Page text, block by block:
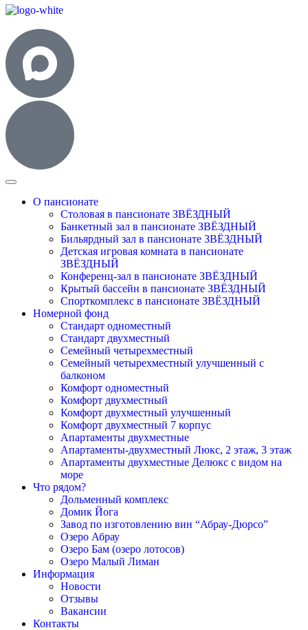
О пансионате
Столовая в пансионате ЗВЁЗДНЫЙ
Банкетный зал в пансионате ЗВЁЗДНЫЙ
Бильярдный зал в пансионате ЗВЁЗДНЫЙ
Детская игровая комната в пансионате
ЗВЁЗДНЫЙ
Конференц-зал в пансионате ЗВЁЗДНЫЙ
Крытый бассейн в пансионате ЗВЁЗДНЫЙ
Спорткомплекс в пансионате ЗВЁЗДНЫЙ
Номерной фонд
Cтандарт одноместный
Cтандарт двухместный
Семейный четырехместный
Семейный четырехместный улучшенный с
балконом
Комфорт одноместный
Комфорт двухместный
Комфорт двухместный улучшенный
Комфорт двухместный 7 корпус
Апартаменты двухместные
Апартаменты-двухместный Люкс, 2 этаж, 3 этаж
Апартаменты двухместные Делюкс с видом на
море
Что рядом?
Дольменный комплекс
Домик Йога
Завод по изготовлению вин “Абрау-Дюрсо”
Озеро Абрау
Озеро Бам (озеро лотосов)
Озеро Малый Лиман
Информация
Новости
Отзывы
Вакансии
Контакты